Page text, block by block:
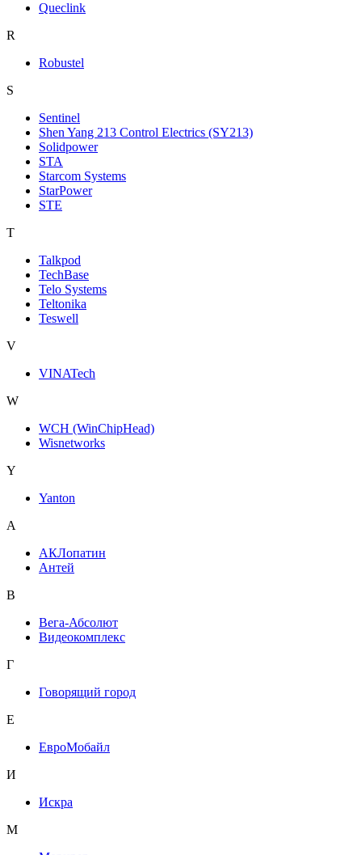
Queclink
R
Robustel
S
Sentinel
Shen Yang 213 Control Electrics (SY213)
Solidpower
STA
Starcom Systems
StarPower
STE
T
Talkpod
TechBase
Telo Systems
Teltonika
Teswell
V
VINATech
W
WCH (WinChipHead)
Wisnetworks
Y
Yanton
А
АКЛопатин
Антей
В
Вега-Абсолют
Видеокомплекс
Г
Говорящий город
Е
ЕвроМобайл
И
Искра
М